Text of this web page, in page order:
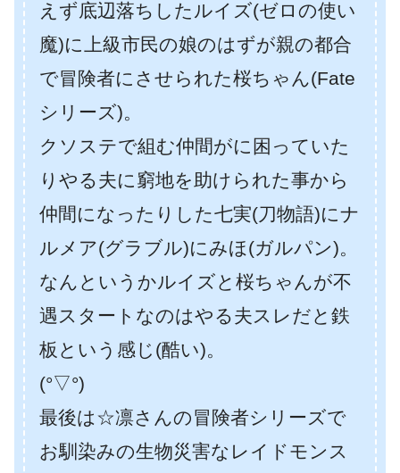
えず底辺落ちしたルイズ(ゼロの使い
魔)に上級市民の娘のはずが親の都合
で冒険者にさせられた桜ちゃん(Fate
シリーズ)。
クソステで組む仲間がに困っていた
りやる夫に窮地を助けられた事から
仲間になったりした七実(刀物語)にナ
ルメア(グラブル)にみほ(ガルパン)。
なんというかルイズと桜ちゃんが不
遇スタートなのはやる夫スレだと鉄
板という感じ(酷い)。
(°▽°)
最後は☆凛さんの冒険者シリーズで
お馴染みの生物災害なレイドモンス